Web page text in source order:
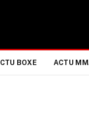
BOXE ACTU